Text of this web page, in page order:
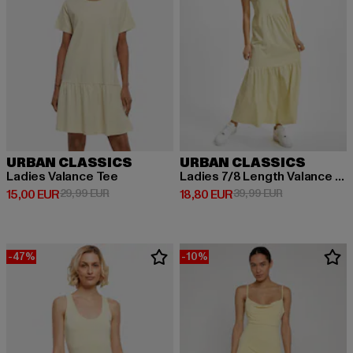
URBAN CLASSICS
Ladies Valance Tee
15,00 EUR
Derzeitiger Preis: 15,00 EUR
29,99 EURAktionspreis: 29,99 EUR
URBAN CLASSICS
Ladies 7/8 Length Valance Summer
18,80 EUR
Derzeitiger Preis: 18,80 EUR
39,99 EURAktionspreis:
-47% -10%